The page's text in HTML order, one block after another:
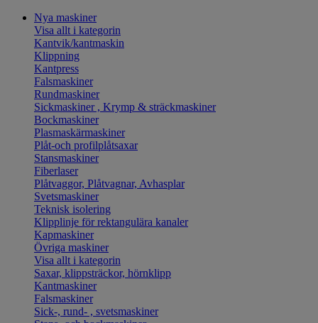
Nya maskiner
Visa allt i kategorin
Kantvik/kantmaskin
Klippning
Kantpress
Falsmaskiner
Rundmaskiner
Sickmaskiner , Krymp & sträckmaskiner
Bockmaskiner
Plasmaskärmaskiner
Plåt-och profilplåtsaxar
Stansmaskiner
Fiberlaser
Plåtvaggor, Plåtvagnar, Avhasplar
Svetsmaskiner
Teknisk isolering
Klipplinje för rektangulära kanaler
Kapmaskiner
Övriga maskiner
Visa allt i kategorin
Saxar, klippsträckor, hörnklipp
Kantmaskiner
Falsmaskiner
Sick-, rund- , svetsmaskiner